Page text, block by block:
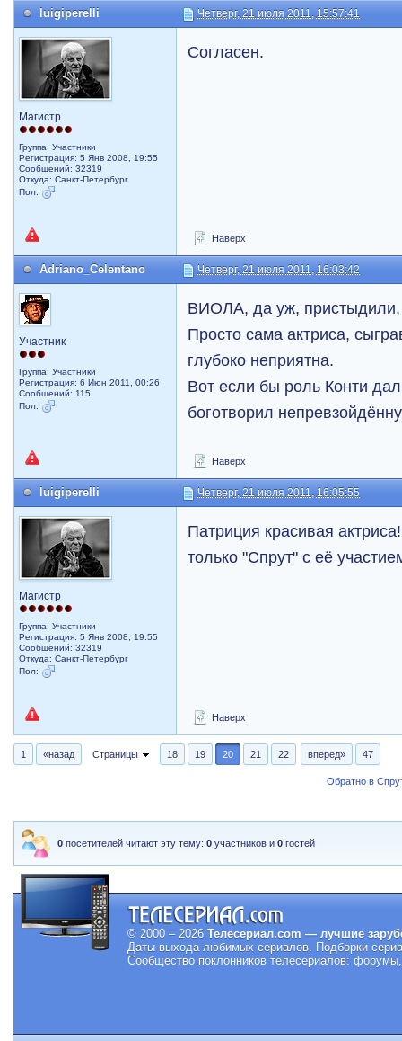
luigiperelli Четверг, 21 июля 2011, 15:57:41
Магистр
Группа: Участники
Регистрация: 5 Янв 2008, 19:55
Сообщений: 32319
Откуда: Санкт-Петербург
Пол:
Согласен.
Наверх
Adriano_Celentano Четверг, 21 июля 2011, 16:03:42
Участник
Группа: Участники
Регистрация: 6 Июн 2011, 00:26
Сообщений: 115
Пол:
ВИОЛА, да уж,
Просто сама актриса,
глубоко неприятна.
Вот если бы роль Конти
боготворил
Наверх
luigiperelli Четверг, 21 июля 2011, 16:05:55
Магистр
Группа: Участники
Регистрация: 5 Янв 2008, 19:55
Сообщений: 32319
Откуда: Санкт-Петербург
Пол:
Патриция красивая
только "Спрут" с её
Наверх
1 «назад Страницы 18 19 20 21 22 вперед» 47
Обратно в
0 посетителей читают эту тему:0 участников и0 гостей
© 2000 – 2026 Телесериал.com — лучшие
Даты выхода любимых сериалов. Подборки
Сообщество поклонников телесериалов: